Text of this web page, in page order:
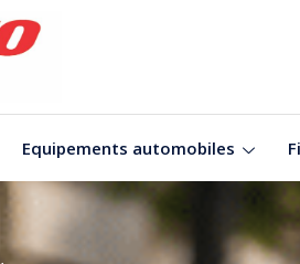
Equipements automobiles